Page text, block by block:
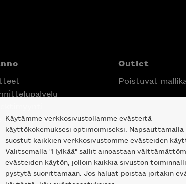
Helsingin keskustassa
Outlet
Poistuvat
Käytämme verkkosivustollamme evästeitä
käyttökokemuksesi optimoimiseksi. Napsauttamalla
suostut kaikkien verkkosivustomme evästeiden
Valitsemalla "Hylkää" sallit ainoastaan
evästeiden käytön, jolloin kaikkia sivuston
pystytä suorittamaan. Jos haluat poistaa joitakin